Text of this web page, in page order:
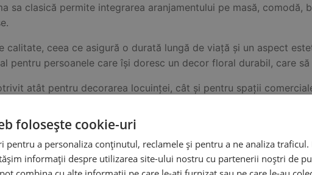
sa clasică permite integrarea aranjamentului pe masă,
ceea ce asigură o durată lungă de viață și un aspect
pentru persoanele care își doresc un decor floral durabil, care
atât pentru decorarea locuinței, cât și pentru spații
de cadou pentru aniversări, zile de naștere, cadouri
ce face ca fiecare aranjament să fie unic. Micile variații de
folosește cookie-uri
pentru a personaliza conținutul, reclamele și pentru a ne analiza traficul.
informații despre utilizarea site-ului nostru cu partenerii noștri de